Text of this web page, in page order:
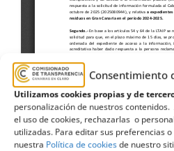
Consentimiento
Utilizamos cookies propias y de
personalización de nuestros
el uso de cookies, rechazarlas o
utilizadas. Para editar sus preferencias
nuestra Política de cookiesde nuestro